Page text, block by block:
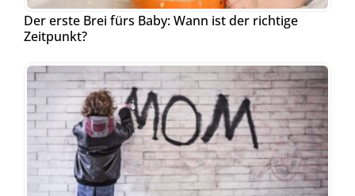
Der erste Brei fürs Baby: Wann ist der richtige
Zeitpunkt?